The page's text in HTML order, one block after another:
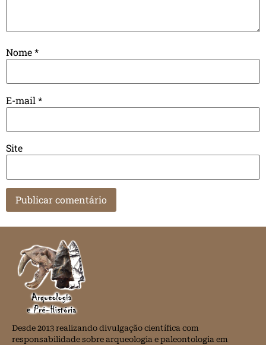
Nome*
E-mail *
Site
Desde 2013 realizando divulgação científica com
responsabilidade sobre arqueologia e paleontologia em